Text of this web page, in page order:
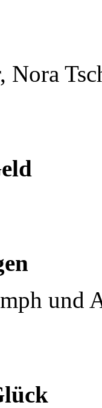
Nora
und